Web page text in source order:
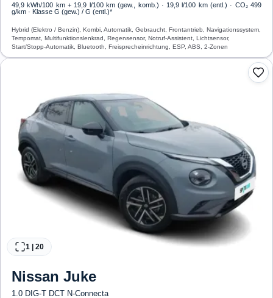
49,9 kWh/100 km + 19,9 l/100 km (gew., komb.) · 19,9 l/100 km (entl.) · CO₂ 499
g/km · Klasse G (gew.) / G (entl.)*
Hybrid (Elektro / Benzin), Kombi, Automatik, Gebraucht, Frontantrieb, Navigationssystem,
Tempomat, Multifunktionslenkrad, Regensensor, Notruf-Assistent, Lichtsensor,
Start/Stopp-Automatik, Bluetooth, Freisprecheinrichtung, ESP, ABS, 2-Zonen
1 20
Nissan Juke
1.0 DIG-T DCT N-Connecta